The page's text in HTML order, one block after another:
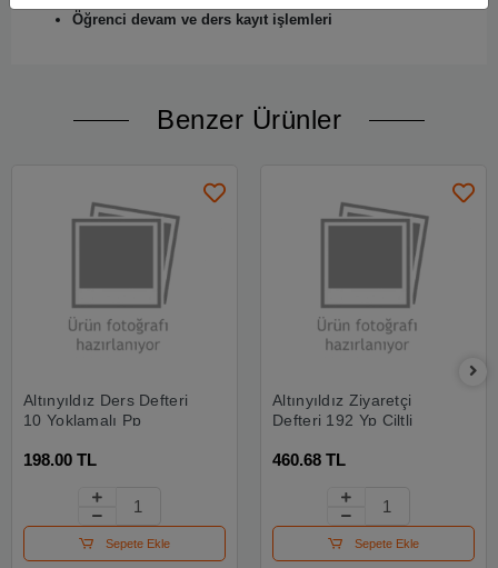
Öğrenci devam ve ders kayıt işlemleri
Benzer Ürünler
Altınyıldız Ders Defteri
10 Yoklamalı Pp
198.00 TL
Sepete Ekle
Altınyıldız Ziyaretçi
Defteri 192 Yp Çiltli
460.68 TL
Sepete Ekle